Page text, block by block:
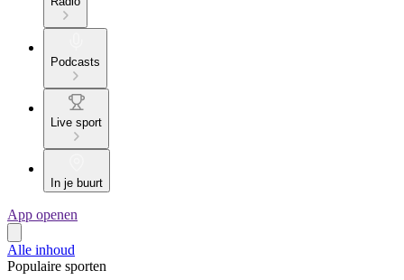
Podcasts
Live sport
In je buurt
App openen
Alle inhoud
Populaire sporten